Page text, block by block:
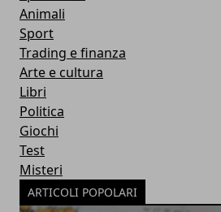
Animali
Sport
Trading e finanza
Arte e cultura
Libri
Politica
Giochi
Test
Misteri
ARTICOLI POPOLARI